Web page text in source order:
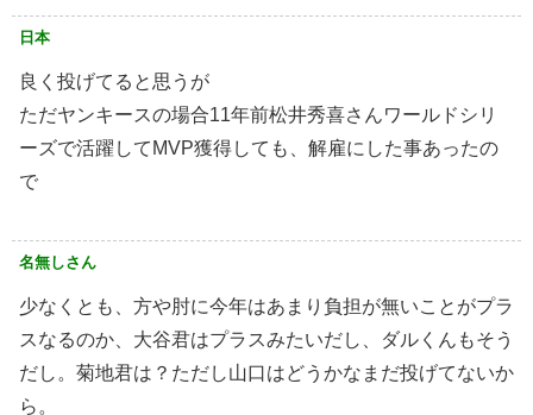
日本
良く投げてると思うが️
ただヤンキースの場合11年前松井秀喜さんワールドシリ
ーズで活躍してMVP獲得しても、解雇にした事あったの
で️
名無しさん
少なくとも、方や肘に今年はあまり負担が無いことがプラ
スなるのか、大谷君はプラスみたいだし、ダルくんもそう
だし。菊地君は？ただし山口はどうかなまだ投げてないか
ら。